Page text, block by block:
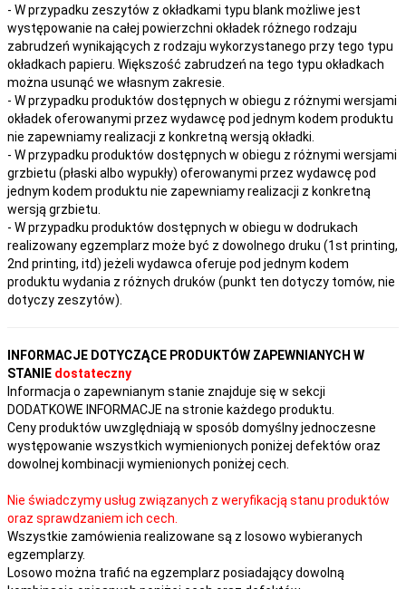
- W przypadku zeszytów z okładkami typu blank możliwe jest
występowanie na całej powierzchni okładek różnego rodzaju
zabrudzeń wynikających z rodzaju wykorzystanego przy tego typu
okładkach papieru. Większość zabrudzeń na tego typu okładkach
można usunąć we własnym zakresie.
- W przypadku produktów dostępnych w obiegu z różnymi wersjami
okładek oferowanymi przez wydawcę pod jednym kodem produktu
nie zapewniamy realizacji z konkretną wersją okładki.
- W przypadku produktów dostępnych w obiegu z różnymi wersjami
grzbietu (płaski albo wypukły) oferowanymi przez wydawcę pod
jednym kodem produktu nie zapewniamy realizacji z konkretną
wersją grzbietu.
- W przypadku produktów dostępnych w obiegu w dodrukach
realizowany egzemplarz może być z dowolnego druku (1st printing,
2nd printing, itd) jeżeli wydawca oferuje pod jednym kodem
produktu wydania z różnych druków (punkt ten dotyczy tomów, nie
dotyczy zeszytów).
INFORMACJE DOTYCZĄCE PRODUKTÓW ZAPEWNIANYCH W
STANIE dostateczny
Informacja o zapewnianym stanie znajduje się w sekcji
DODATKOWE INFORMACJE na stronie każdego produktu.
Ceny produktów uwzględniają w sposób domyślny jednoczesne
występowanie wszystkich wymienionych poniżej defektów oraz
dowolnej kombinacji wymienionych poniżej cech.
Nie świadczymy usług związanych z weryfikacją stanu produktów
oraz sprawdzaniem ich cech.
Wszystkie zamówienia realizowane są z losowo wybieranych
egzemplarzy.
Losowo można trafić na egzemplarz posiadający dowolną